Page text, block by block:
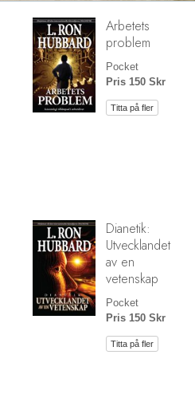
Arbetets
problem
Pocket
Pris 150 Skr
Titta på fler
Dianetik:
Utvecklandet
av en
vetenskap
Pocket
Pris 150 Skr
Titta på fler